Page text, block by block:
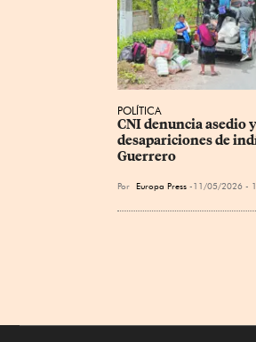
POLÍTICA
​CNI denuncia asedio y
desapariciones de
Guerrero
Por Europa Press 11/05/2026 -